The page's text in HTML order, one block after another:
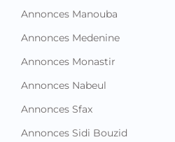
Annonces Manouba
Annonces Medenine
Annonces Monastir
Annonces Nabeul
Annonces Sfax
Annonces Sidi Bouzid